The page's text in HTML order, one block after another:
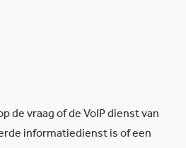
de vraag of de VoIP dienst van
informatiedienst is of een